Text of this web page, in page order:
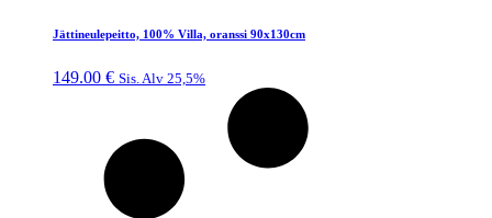
Jättineulepeitto, 100% Villa, oranssi 90x130cm
149.00 € Sis. Alv 25,5%